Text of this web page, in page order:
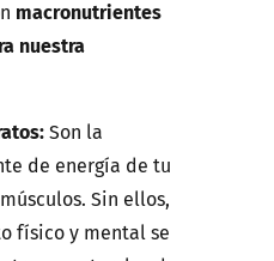
macronutrientes
nuestra
Son la
de energía de tu
Sin ellos,
físico y mental se